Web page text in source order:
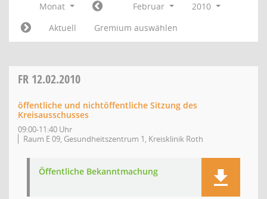
Monat Februar
2010
Aktuell
Gremium auswählen
FR 12.02.2010
öffentliche und nichtöffentliche Sitzung des
Kreisausschusses
09:00-11:40 Uhr
Raum E 09, Gesundheitszentrum 1, Kreisklinik Roth
Öffentliche Bekanntmachung